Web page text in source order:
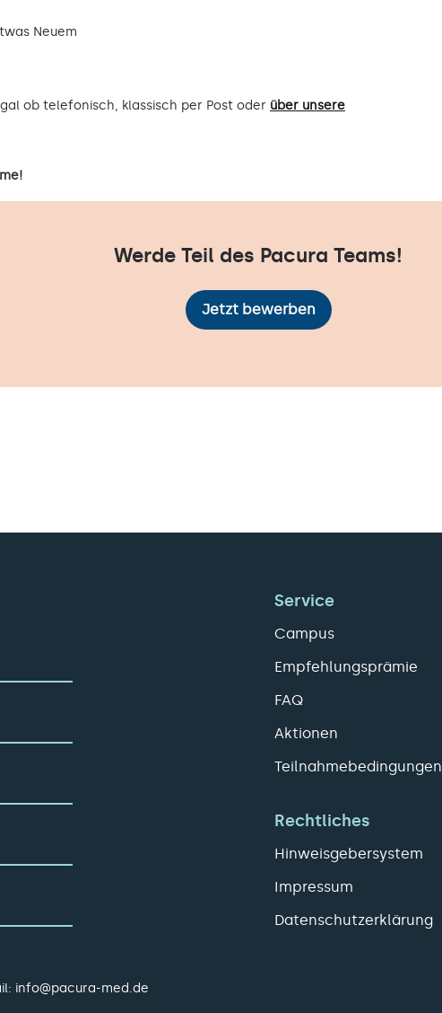
Neuem
ob telefonisch, klassisch per Post oder über unsere
Werde Teil des Pacura Teams!
Jetzt bewerben
Service
Campus
Empfehlungsprämie
FAQ
Aktionen
Teilnahmebedingungen
Rechtliches
Hinweisgebersystem
Impressum
Datenschutzerklärung
info@pacura-med.de